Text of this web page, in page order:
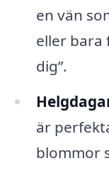
en vän
eller bara
dig”.
är
blommor